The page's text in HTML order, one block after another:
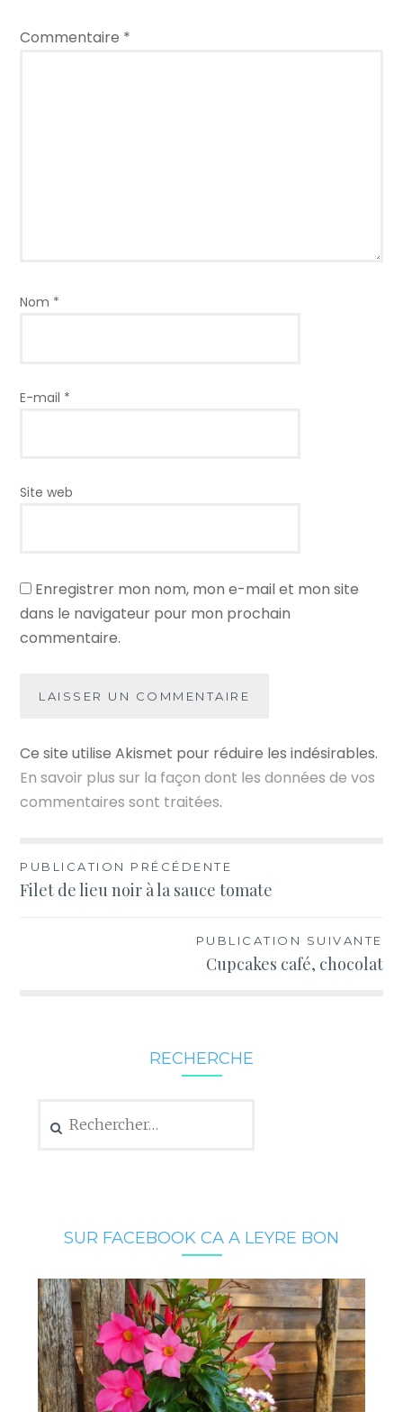
Commentaire *
Nom *
E-mail *
Site web
Enregistrer mon nom, mon e-mail et mon site
dans le navigateur pour mon prochain
commentaire.
Ce site utilise Akismet pour réduire les indésirables.
En savoir plus sur la façon dont les données de vos
commentaires sont traitées.
Navigation
de
PUBLICATION PRÉCÉDENTE
Filet de lieu noir à la sauce tomate
PUBLICATION SUIVANTE
Cupcakes café, chocolat
RECHERCHE
SUR FACEBOOK CA A LEYRE BON